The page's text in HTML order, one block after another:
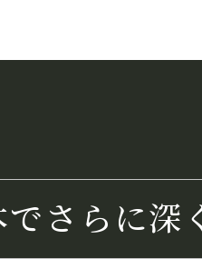
でさらに深